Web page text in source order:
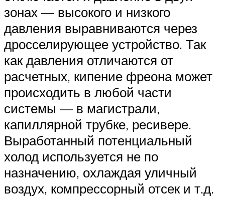
зонах — высокого и низкого
давления выравниваются через
дросселирующее устройство. Так
как давления отличаются от
расчетных, кипение фреона может
происходить в любой части
системы — в магистрали,
капиллярной трубке, ресивере.
Выработанный потенциальный
холод используется не по
назначению, охлаждая уличный
воздух, компрессорный отсек и т.д.